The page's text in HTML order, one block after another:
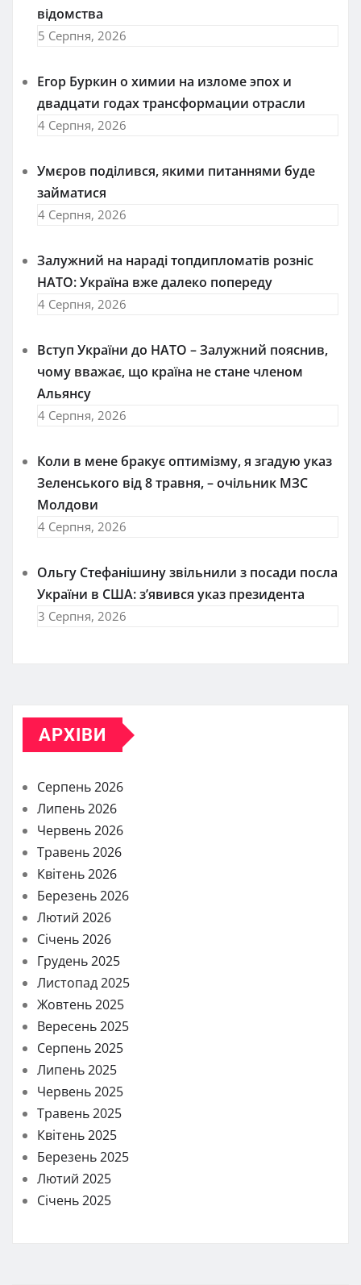
відомства
5 Серпня, 2026
Егор Буркин о химии на изломе эпох и
двадцати годах трансформации отрасли
4 Серпня, 2026
Умєров поділився, якими питаннями буде
займатися
4 Серпня, 2026
Залужний на нараді топдипломатів розніс
НАТО: Україна вже далеко попереду
4 Серпня, 2026
Вступ України до НАТО – Залужний пояснив,
чому вважає, що країна не стане членом
Альянсу
4 Серпня, 2026
Коли в мене бракує оптимізму, я згадую указ
Зеленського від 8 травня, – очільник МЗС
Молдови
4 Серпня, 2026
Ольгу Стефанішину звільнили з посади посла
України в США: з’явився указ президента
3 Серпня, 2026
АРХІВИ
Серпень 2026
Липень 2026
Червень 2026
Травень 2026
Квітень 2026
Березень 2026
Лютий 2026
Січень 2026
Грудень 2025
Листопад 2025
Жовтень 2025
Вересень 2025
Серпень 2025
Липень 2025
Червень 2025
Травень 2025
Квітень 2025
Березень 2025
Лютий 2025
Січень 2025